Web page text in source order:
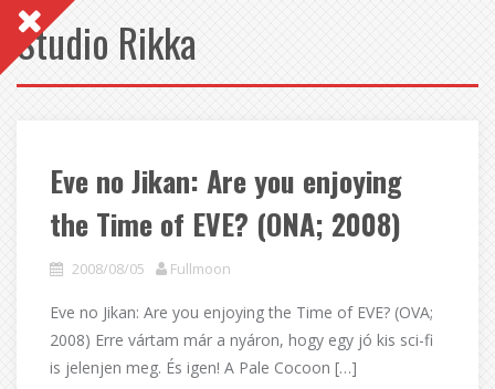
Studio Rikka
Eve no Jikan: Are you enjoying
the Time of EVE? (ONA; 2008)
2008/08/05 Fullmoon
Eve no Jikan: Are you enjoying the Time of EVE? (OVA;
2008) Erre vártam már a nyáron, hogy egy jó kis sci-fi
is jelenjen meg. És igen! A Pale Cocoon […]